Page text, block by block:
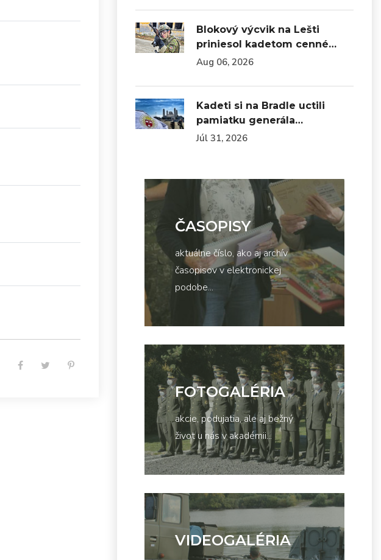
Blokový výcvik na Lešti
priniesol kadetom cenné…
Aug 06, 2026
Kadeti si na Bradle uctili
pamiatku generála…
Júl 31, 2026
ČASOPISY
aktuálne číslo, ako aj archív
časopisov v elektronickej
podobe...
FOTOGALÉRIA
akcie, podujatia, ale aj bežný
život u nás v akadémii...
VIDEOGALÉRIA